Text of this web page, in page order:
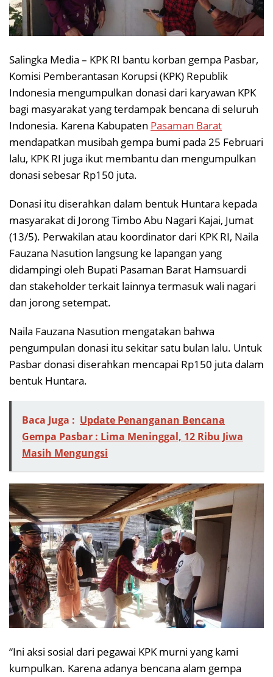
Salingka Media – KPK RI bantu korban gempa Pasbar,
Komisi Pemberantasan Korupsi (KPK) Republik
Indonesia mengumpulkan donasi dari karyawan KPK
bagi masyarakat yang terdampak bencana di seluruh
Indonesia. Karena Kabupaten Pasaman Barat
mendapatkan musibah gempa bumi pada 25 Februari
lalu, KPK RI juga ikut membantu dan mengumpulkan
donasi sebesar Rp150 juta.
Donasi itu diserahkan dalam bentuk Huntara kepada
masyarakat di Jorong Timbo Abu Nagari Kajai, Jumat
(13/5). Perwakilan atau koordinator dari KPK RI, Naila
Fauzana Nasution langsung ke lapangan yang
didampingi oleh Bupati Pasaman Barat Hamsuardi
dan stakeholder terkait lainnya termasuk wali nagari
dan jorong setempat.
Naila Fauzana Nasution mengatakan bahwa
pengumpulan donasi itu sekitar satu bulan lalu. Untuk
Pasbar donasi diserahkan mencapai Rp150 juta dalam
bentuk Huntara.
Baca Juga : Update Penanganan Bencana
Gempa Pasbar : Lima Meninggal, 12 Ribu Jiwa
Masih Mengungsi
“Ini aksi sosial dari pegawai KPK murni yang kami
kumpulkan. Karena adanya bencana alam gempa